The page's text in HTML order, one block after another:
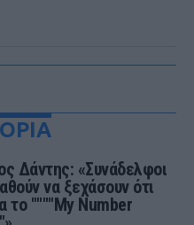
Δάντης: «Συνάδελφοι
να ξεχάσουν ότι
το """"My Number